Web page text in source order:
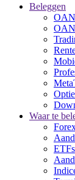
Beleggen
Waar te
ETFs